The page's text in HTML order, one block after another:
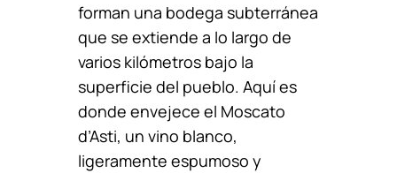
forman una bodega subterránea
que se extiende a lo largo de
varios kilómetros bajo la
superficie del pueblo. Aquí es
donde envejece el Moscato
d’Asti, un vino blanco,
ligeramente espumoso y